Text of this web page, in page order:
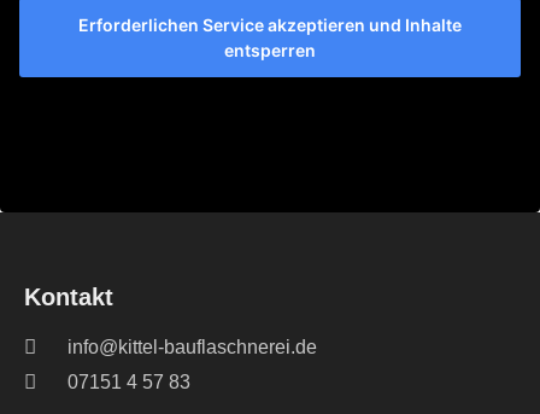
Erforderlichen Service akzeptieren und Inhalte
entsperren
Kontakt
info@kittel-bauflaschnerei.de
07151 4 57 83